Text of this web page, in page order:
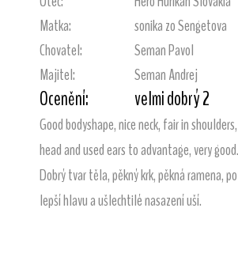
Matka:
sonika zo Sengetova
Chovatel:
Seman Pavol
Majitel:
Seman Andrej
Ocenění: velmi dobrý 2
Good bodyshape, nice neck, fair in
head and used ears to advantage, very good.
Dobrý tvar těla, pěkný krk, pěkná ramena,
lepší hlavu a ušlechtilé nasazení uší.